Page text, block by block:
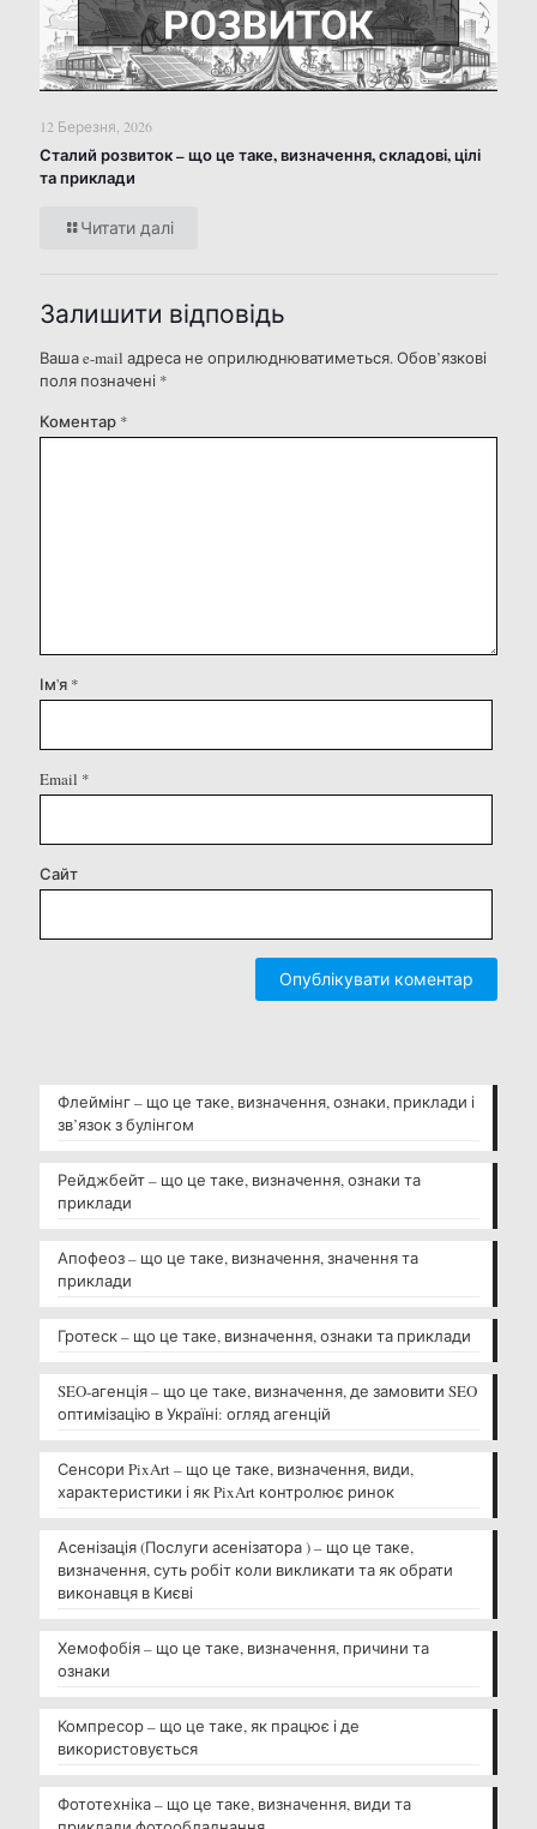
12 Березня, 2026
Сталий розвиток – що це таке, визначення, складові, цілі
та приклади
Читати далі
Залишити відповідь
Ваша e-mail адреса не оприлюднюватиметься.Обов’язкові
поля позначені *
Коментар *
Ім'я *
Email *
Сайт
Флеймінг – що це таке, визначення, ознаки, приклади і
зв’язок з булінгом
Рейджбейт – що це таке, визначення, ознаки та
приклади
Апофеоз – що це таке, визначення, значення та
приклади
Гротеск – що це таке, визначення, ознаки та приклади
SEO-агенція – що це таке, визначення, де замовити SEO
оптимізацію в Україні: огляд агенцій
Сенсори PixArt – що це таке, визначення, види,
характеристики і як PixArt контролює ринок
Асенізація (Послуги асенізатора ) – що це таке,
визначення, суть робіт коли викликати та як обрати
виконавця в Києві
Хемофобія – що це таке, визначення, причини та
ознаки
Компресор – що це таке, як працює і де
використовується
Фототехніка – що це таке, визначення, види та